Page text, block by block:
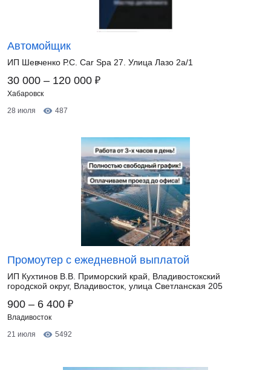
Автомойщик
ИП Шевченко Р.С. Car Spa 27. Улица Лазо 2а/1
30 000 – 120 000 ₽
Хабаровск
28 июля
487
Промоутер с ежедневной выплатой
ИП Кухтинов В.В. Приморский край, Владивостокский
городской округ, Владивосток, улица Светланская 205
900 – 6 400 ₽
Владивосток
21 июля
5492